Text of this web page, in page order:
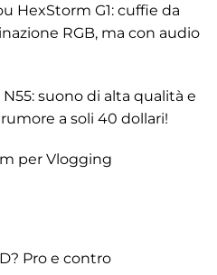
HexStorm G1: cuffie da
RGB, ma con audio
suono di alta qualità e
a soli 40 dollari!
per Vlogging
Pro e contro